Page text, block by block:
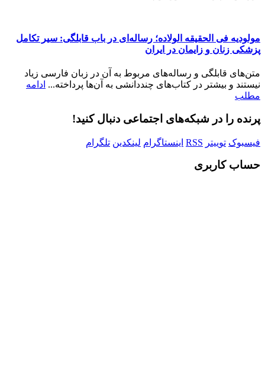
مولودیه فى الحقیقه الولاده؛ رساله‌ای در باب قابلگی: سیر تکامل
پزشکی زنان و زایمان در ایران
متن‌هاى قابلگى و رساله‌هاى مربوط به آن در زبان فارسى زیاد
نیستند و بیشتر در کتاب‌هاى چنددانشى به آن‌ها پرداخته... ادامه
مطلب
پرنده را در شبکه‌های اجتماعی دنبال کنید!
فیسبوک توییتر RSS اینستاگرام لینکدین تلگرام
حساب کاربری